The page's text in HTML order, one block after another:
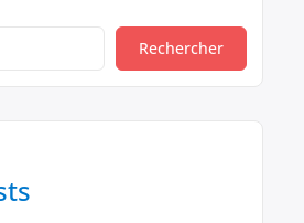
les supporters, les collectivités
et les salariés au sein
et participative, où
Rechercher